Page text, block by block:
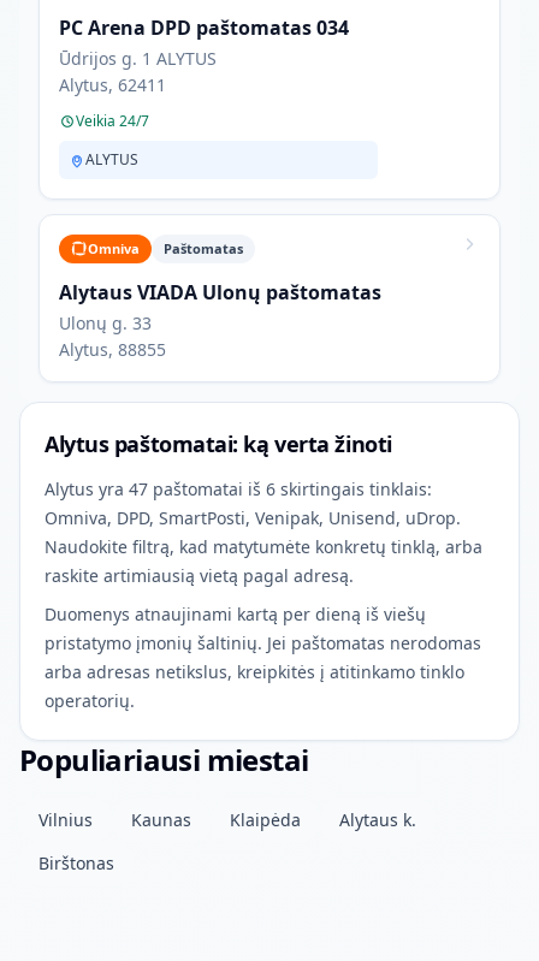
PC Arena DPD paštomatas 034
Ūdrijos g. 1 ALYTUS
Alytus, 62411
Veikia 24/7
ALYTUS
Omniva Paštomatas
Alytaus VIADA Ulonų paštomatas
Ulonų g. 33
Alytus, 88855
Alytus paštomatai: ką verta žinoti
Alytus yra 47 paštomatai iš 6 skirtingais tinklais:
Omniva, DPD, SmartPosti, Venipak, Unisend, uDrop.
Naudokite filtrą, kad matytumėte konkretų tinklą, arba
raskite artimiausią vietą pagal adresą.
Duomenys atnaujinami kartą per dieną iš viešų
pristatymo įmonių šaltinių. Jei paštomatas nerodomas
arba adresas netikslus, kreipkitės į atitinkamo tinklo
operatorių.
Populiariausi miestai
Vilnius Kaunas Klaipėda
Alytaus k.
Birštonas